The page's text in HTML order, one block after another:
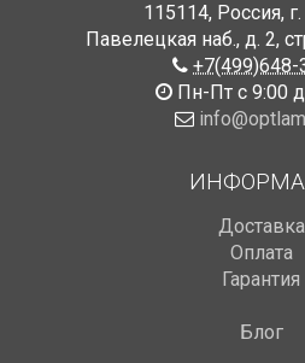
115114, Россия,
Павелецкая наб., д. 2,
+7(499)648-
Пн-Пт с 9:00
Доставка
Оплата
Гарантия
Блог